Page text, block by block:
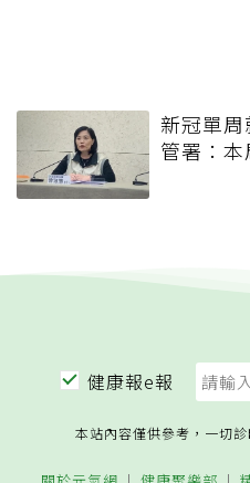
新冠單
管署：
健康報e報
本站內容僅供參考，一切